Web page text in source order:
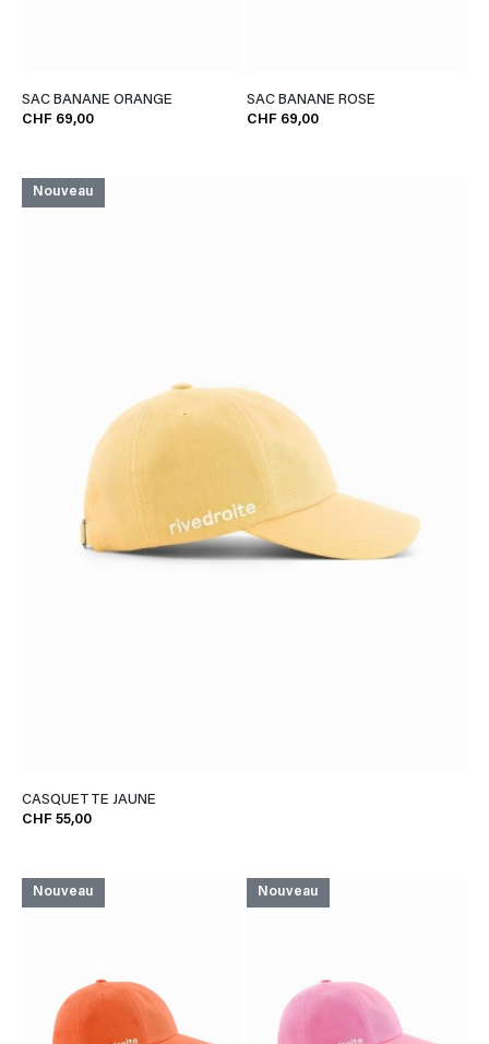
SAC BANANE ORANGE
CHF 69,00
SAC BANANE ROSE
CHF 69,00
Nouveau
CASQUETTE JAUNE
CHF 55,00
Nouveau Nouveau